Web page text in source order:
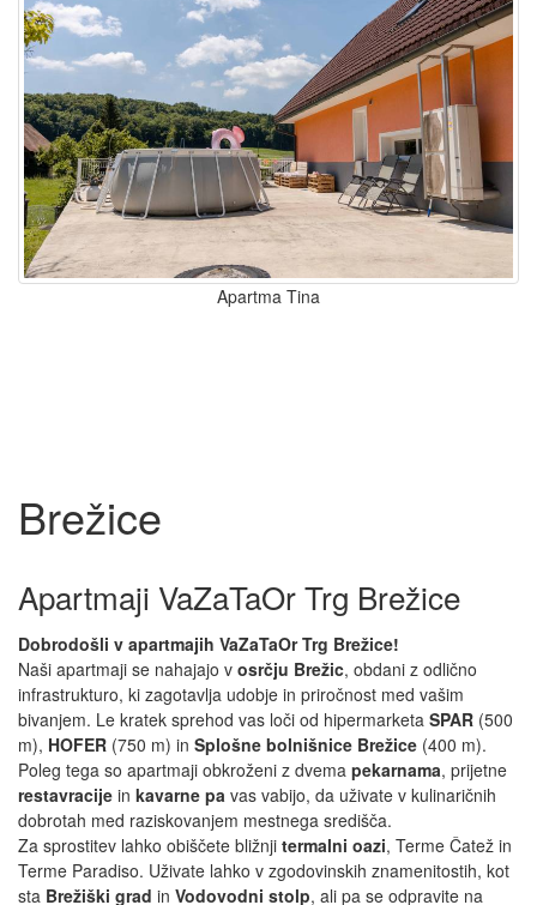
Apartma Tina
Brežice
Apartmaji VaZaTaOr Trg Brežice
Dobrodošli v apartmajih VaZaTaOr Trg Brežice!
Naši apartmaji se nahajajo v osrčju Brežic, obdani z odlično
infrastrukturo, ki zagotavlja udobje in priročnost med vašim
bivanjem. Le kratek sprehod vas loči od hipermarketa SPAR (500
m), HOFER (750 m) in Splošne bolnišnice Brežice (400 m).
Poleg tega so apartmaji obkroženi z dvema pekarnama, prijetne
restavracije in kavarne pa vas vabijo, da uživate v kulinaričnih
dobrotah med raziskovanjem mestnega središča.
Za sprostitev lahko obiščete bližnji termalni oazi, Terme Čatež in
Terme Paradiso. Uživate lahko v zgodovinskih znamenitostih, kot
sta Brežiški grad in Vodovodni stolp, ali pa se odpravite na